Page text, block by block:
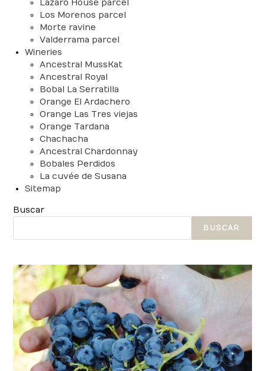
Lázaro House parcel
Los Morenos parcel
Morte ravine
Valderrama parcel
Wineries
Ancestral MussKat
Ancestral Royal
Bobal La Serratilla
Orange El Ardachero
Orange Las Tres viejas
Orange Tardana
Chachacha
Ancestral Chardonnay
Bobales Perdidos
La cuvée de Susana
Sitemap
Buscar
BUSCAR